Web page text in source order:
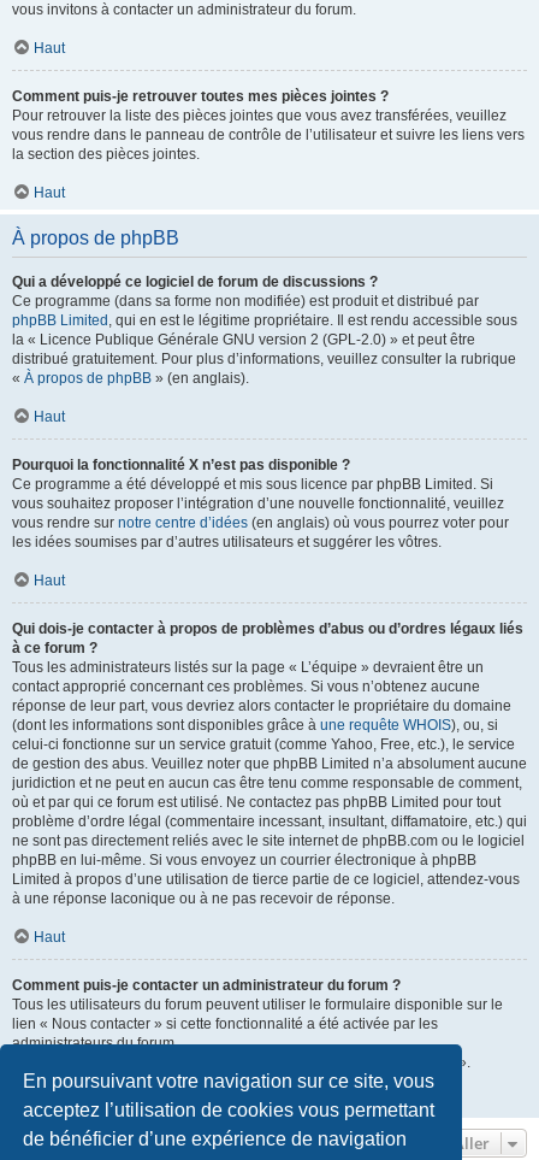
En poursuivant votre navigation sur ce site, vous
acceptez l’utilisation de cookies vous permettant
de bénéficier d’une expérience de navigation
vous invitons à contacter un administrateur du forum.
Haut
Comment puis-je retrouver toutes mes pièces jointes ?
Pour retrouver la liste des pièces jointes que vous avez transférées, veuillez
vous rendre dans le panneau de contrôle de l’utilisateur et suivre les liens vers
la section des pièces jointes.
Haut
À propos de phpBB
Qui a développé ce logiciel de forum de discussions ?
Ce programme (dans sa forme non modifiée) est produit et distribué par
phpBB Limited , qui en est le légitime propriétaire. Il est rendu accessible sous
la « Licence Publique Générale GNU version 2 (GPL-2.0) » et peut être
distribué gratuitement. Pour plus d’informations, veuillez consulter la rubrique
« À propos de phpBB » (en anglais).
Haut
Pourquoi la fonctionnalité X n’est pas disponible ?
Ce programme a été développé et mis sous licence par phpBB Limited. Si
vous souhaitez proposer l’intégration d’une nouvelle fonctionnalité, veuillez
vous rendre sur notre centre d’idées (en anglais) où vous pourrez voter pour
les idées soumises par d’autres utilisateurs et suggérer les vôtres.
Haut
Qui dois-je contacter à propos de problèmes d’abus ou d’ordres légaux liés
à ce forum ?
Tous les administrateurs listés sur la page « L’équipe » devraient être un
contact approprié concernant ces problèmes. Si vous n’obtenez aucune
réponse de leur part, vous devriez alors contacter le propriétaire du domaine
(dont les informations sont disponibles grâce à une requête WHOIS), ou, si
celui-ci fonctionne sur un service gratuit (comme Yahoo, Free, etc.), le service
de gestion des abus. Veuillez noter que phpBB Limited n’a absolument aucune
juridiction et ne peut en aucun cas être tenu comme responsable de comment,
où et par qui ce forum est utilisé. Ne contactez pas phpBB Limited pour tout
problème d’ordre légal (commentaire incessant, insultant, diffamatoire, etc.) qui
ne sont pas directement reliés avec le site internet de phpBB.com ou le logiciel
phpBB en lui-même. Si vous envoyez un courrier électronique à phpBB
Limited à propos d’une utilisation de tierce partie de ce logiciel, attendez-vous
à une réponse laconique ou à ne pas recevoir de réponse.
Haut
Comment puis-je contacter un administrateur du forum ?
Tous les utilisateurs du forum peuvent utiliser le formulaire disponible sur le
lien « Nous contacter » si cette fonctionnalité a été activée par les
administrateurs du forum.
Les membres du forum peuvent également utiliser le lien « L’équipe ».
Aller